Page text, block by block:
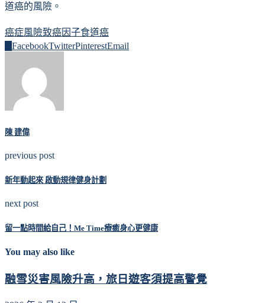
道癌的風險。
癌症風險致癌因子食道癌
FacebookTwitterPinterestEmail
陳 建偉
previous post
新年動起來 啟動規律健身計劃
next post
留一點時間給自己！Me Time療癒身心更健康
You may also like
融雪災害風險升高，旅日遊客須提高警覺